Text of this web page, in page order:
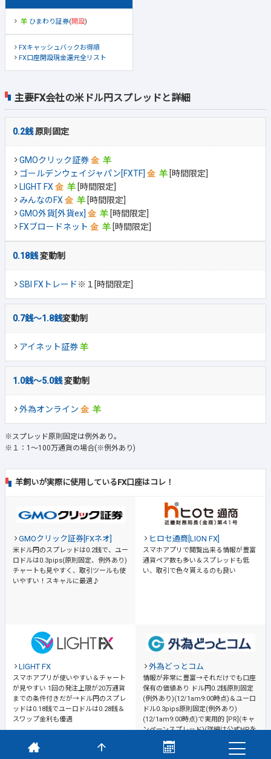
主要FX会社の米ドル円スプレッドと詳細
0.2銭原則固定
GMOクリック証券
ゴールデンウェイジャパン[FXTF]
[時間限定]
LIGHT FX
[時間限定]
みんなのFX
[時間限定]
GMO外貨[外貨ex]
[時間限定]
FXブロードネット
[時間限定]
0.18銭変動制
SBI FXトレード※１[時間限定]
0.7銭～1.8銭変動制
アイネット証券
1.0銭～5.0銭変動制
外為オンライン
※スプレッド原則固定は例外あり。
※１：1～100万通貨の場合(※例外あり)
ひまわり証券(開設)
FXキャッシュバックお得順
FX口座開設現金還元全リスト
羊飼いが実際に使用しているFX口座はコレ！
GMOクリック証券[FXネオ]
米ドル円のスプレッドは0.2銭で、ユー
ロドルは0.3pips(原則固定、例外あり)
チャートも見やすく、取引ツールも使
いやすい！スキャルに最適♪
ヒロセ通商[LION FX]
スマホアプリで閲覧出来る情報が豊富
通貨ペア数も多い＆スプレッドも低
い、取引で色々貰えるのも良い
LIGHT FX
スマホアプリが使いやすい＆チャート
が見やすい 1回の発注上限が20万通貨
までの条件付きだが→ドル円のスプレ
ッドは0.18銭でユーロドルは0.28銭＆
スワップ金利も優遇
外為どっとコム
情報が非常に豊富→それだけでも口座
保有の価値あり
ドル円0.2銭原則固定
(例外あり)(12/1am9:00時点)＆ユーロ
ドル0.3pips原則固定(例外あり)
(12/1am9:00時点)で実用的 [PR](キャ
ンペーンスプレッド)(詳細は公式HPを
ご確認ください)